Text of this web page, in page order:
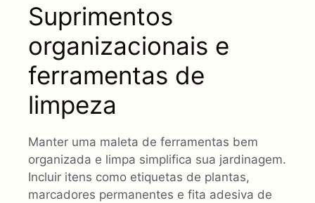
Suprimentos
organizacionais e
ferramentas de
limpeza
Manter uma maleta de ferramentas bem
organizada e limpa simplifica sua jardinagem.
Incluir itens como etiquetas de plantas,
marcadores permanentes e fita adesiva de